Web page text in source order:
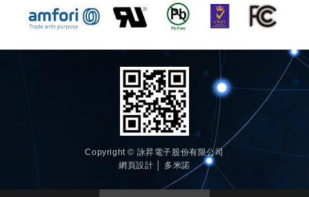
Copyright © 詠昇電子股份有限公司
網頁設計 │ 多米諾